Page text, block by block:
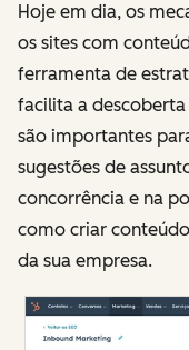
Hoje em dia, os
os sites com
ferramenta de
facilita a descoberta
são importantes
sugestões de
concorrência e na
como criar
da sua empresa.